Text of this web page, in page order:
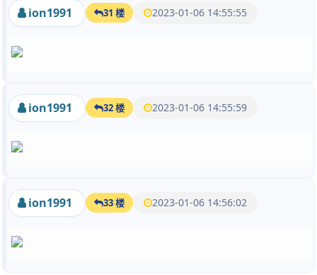
ion1991 31 楼 2023-01-06 14:55:55
ion1991 32 楼 2023-01-06 14:55:59
ion1991 33 楼 2023-01-06 14:56:02